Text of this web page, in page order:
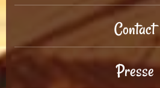
Contact
Presse